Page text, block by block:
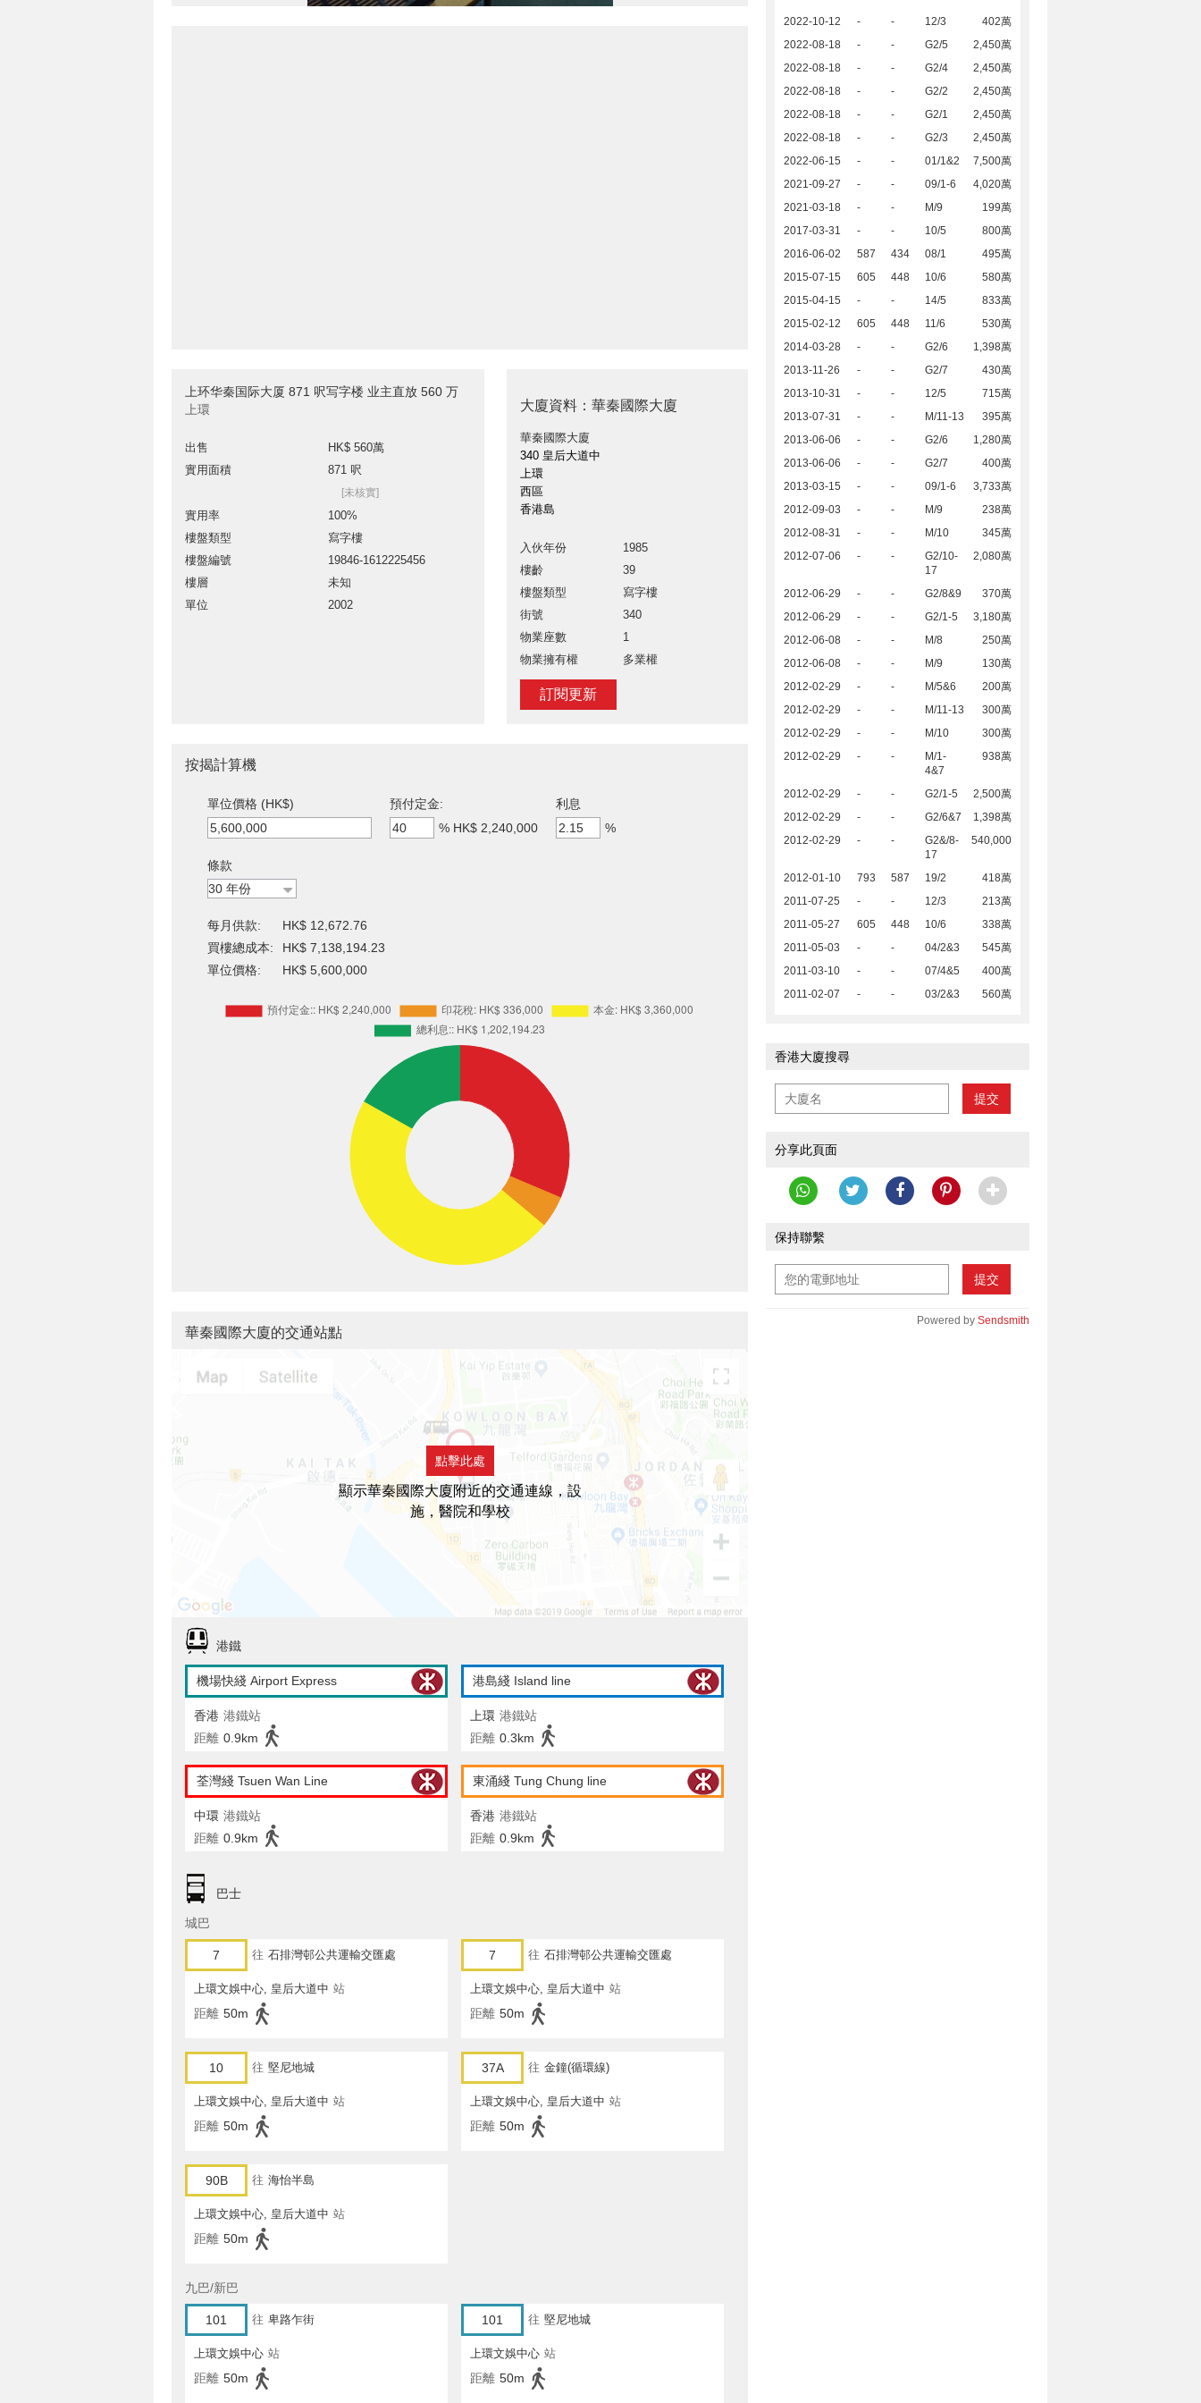
上环华秦国际大厦 871 呎写字楼 业主直放 560 万
上環
出售
HK$ 560萬
實用面積
871 呎
[未核實]
實用率
100%
樓盤類型
寫字樓
樓盤編號
19846-1612225456
樓層
未知
單位
2002
大廈資料：華秦國際大廈
華秦國際大廈
340 皇后大道中
上環
西區
香港島
入伙年份
1985
樓齡
39
樓盤類型
寫字樓
街號
340
物業座數
1
物業擁有權
多業權
訂閱更新
2022-10-12 - - 12/3
402萬
2022-08-18
- - G2/5
2,450萬
2022-08-18
- - G2/4
2,450萬
2022-08-18
- - G2/2
2,450萬
2022-08-18
- - G2/1
2,450萬
2022-08-18
- - G2/3
2,450萬
2022-06-15
- - 01/1&2
7,500萬
2021-09-27
- - 09/1-6
4,020萬
2021-03-18
- - M/9
199萬
2017-03-31
- - 10/5
800萬
2016-06-02
587 434 08/1
495萬
2015-07-15
605 448 10/6
580萬
2015-04-15
- - 14/5
833萬
2015-02-12
605 448 11/6
530萬
2014-03-28
- - G2/6
1,398萬
2013-11-26
- - G2/7
430萬
2013-10-31
- - 12/5
715萬
2013-07-31
- - M/11-13
395萬
2013-06-06
- - G2/6
1,280萬
2013-06-06
- - G2/7
400萬
2013-03-15
- - 09/1-6
3,733萬
2012-09-03
- - M/9
238萬
2012-08-31
- - M/10
345萬
2012-07-06
- -
G2/10-
17
2,080萬
2012-06-29 - - G2/8&9
370萬
2012-06-29
- - G2/1-5
3,180萬
2012-06-08
- - M/8
250萬
2012-06-08
- - M/9
130萬
2012-02-29
- - M/5&6
200萬
2012-02-29
- - M/11-13
300萬
2012-02-29
- - M/10
300萬
2012-02-29
- -
M/1-
4&7
938萬
2012-02-29 - - G2/1-5
2,500萬
2012-02-29
- - G2/6&7
1,398萬
2012-02-29
- -
G2&/8-
17
540,000
2012-01-10 793 587 19/2
418萬
2011-07-25
- - 12/3
213萬
2011-05-27
605 448 10/6
338萬
2011-05-03
- - 04/2&3
545萬
2011-03-10
- - 07/4&5
400萬
2011-02-07
- - 03/2&3 560萬
香港大廈搜尋
提交
分享此頁面
保持聯繫
提交
Powered by Sendsmith
按揭計算機
單位價格 (HK$)
預付定金:
% HK$ 2,240,000
利息
%
條款
每月供款:
HK$ 12,672.76
買樓總成本:
HK$ 7,138,194.23
單位價格:
HK$ 5,600,000
華秦國際大廈的交通站點
點擊此處
顯示華秦國際大廈附近的交通連線，設
施，醫院和學校
港鐵
機場快綫 Airport Express
香港 港鐵站
距離 0.9km
港島綫 Island line
上環 港鐵站
距離 0.3km
荃灣綫 Tsuen Wan Line
中環 港鐵站
距離 0.9km
東涌綫 Tung Chung line
香港 港鐵站
距離 0.9km
巴士
城巴
7 往 石排灣邨公共運輸交匯處
上環文娛中心, 皇后大道中 站
距離 50m
7 往 石排灣邨公共運輸交匯處
上環文娛中心, 皇后大道中 站
距離 50m
10 往 堅尼地城
上環文娛中心, 皇后大道中 站
距離 50m
37A 往 金鐘(循環線)
上環文娛中心, 皇后大道中 站
距離 50m
90B 往 海怡半島
上環文娛中心, 皇后大道中 站
距離 50m
九巴/新巴
101 往 卑路乍街
上環文娛中心 站
距離 50m
101 往 堅尼地城
上環文娛中心 站
距離 50m